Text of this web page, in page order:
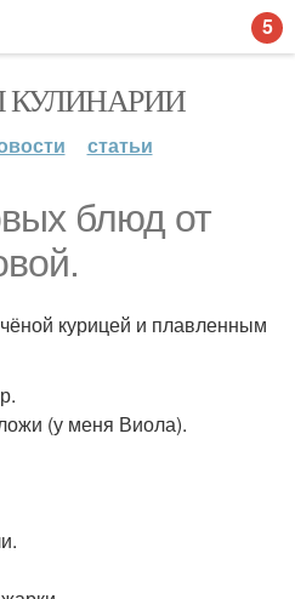
статьи
блюд от
курицей и плавленным
(у меня Виола).
5